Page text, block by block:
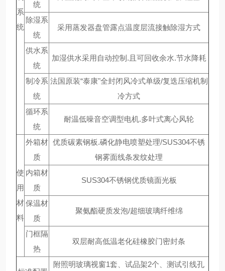
系
统
统
除湿系
统
采用蒸发器盘管露点温度层流接触除湿方式
供水系
统
加湿供水采用自动控制.且可回收余水.节水降耗
制冷系
统
法国原装“泰康"全封闭风冷式单级/复迭压缩机制
冷方式
循环系
统
耐温低噪音空调型电机.多叶式离心风轮
使
用
材
料
外箱材
质
优质碳素钢板.磷化静电喷塑处理/SUS304不锈
钢雾面线条发纹处理
内箱材
质
SUS304不锈钢优质镜面光板
保温材
质
聚氨酯硬质发泡/超细玻璃纤维绵
门框隔
热
双层耐高低温老化硅橡胶门密封条
附照明玻璃视窗1套、试品架2个、测试引线孔